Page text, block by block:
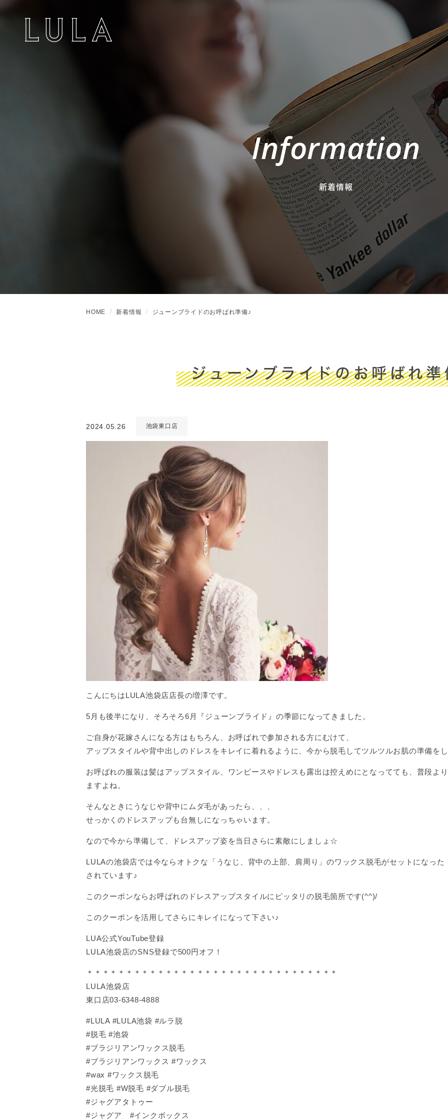
Information
新着情報
HOME 新着情報 ジューンブライドのお呼ばれ準備♪
ジューンブライドのお呼ばれ
2024.05.26 池袋東口店
こんにちはLULA池袋店店長の増澤です。
5月も後半になり、そろそろ6月『ジューンブライド』の季節になってきました。
ご自身が花嫁さんになる方はもちろん、お呼ばれで参加される方にむけて、
アップスタイルや背中出しのドレスをキレイに着れるように、今から脱毛してツルツルお肌の準備を
お呼ばれの服装は髪はアップスタイル、ワンピースやドレスも露出は控えめにとなってても、普段よ
ますよね。
そんなときにうなじや背中にムダ毛があったら、、、
せっかくのドレスアップも台無しになっちゃいます。
なので今から準備して、ドレスアップ姿を当日さらに素敵にしましょ☆
LULAの池袋店では今ならオトクな「うなじ、背中の上部、肩周り」のワックス脱毛がセットになっ
されています♪
このクーポンならお呼ばれのドレスアップスタイルにピッタリの脱毛箇所です(^^)/
このクーポンを活用してさらにキレイになって下さい♪
LUA公式YouTube登録
LULA池袋店のSNS登録で500円オフ！
＊＊＊＊＊＊＊＊＊＊＊＊＊＊＊＊＊＊＊＊＊＊＊＊＊＊＊＊＊＊＊＊
LULA池袋店
東口店03-6348-4888
#LULA #LULA池袋 #ルラ脱
#脱毛 #池袋
#ブラジリアンワックス脱毛
#ブラジリアンワックス #ワックス
#wax #ワックス脱毛
#光脱毛 #W脱毛 #ダブル脱毛
#ジャグアタトゥー
#ジャグア #インクボックス